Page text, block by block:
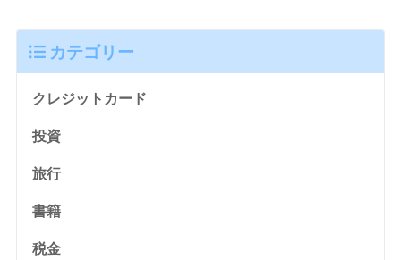
カテゴリー
クレジットカード
投資
旅行
書籍
税金